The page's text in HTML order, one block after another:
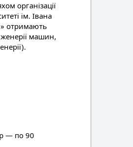
організації
ім. Івана
отримають
машин,
— по 90